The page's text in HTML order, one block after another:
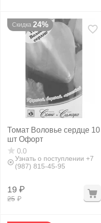
Скидка 24%
Томат Воловье сердце 10
шт Офорт
0.0
Узнать о поступлении +7
(987) 815-45-95
25 ₽
19 ₽